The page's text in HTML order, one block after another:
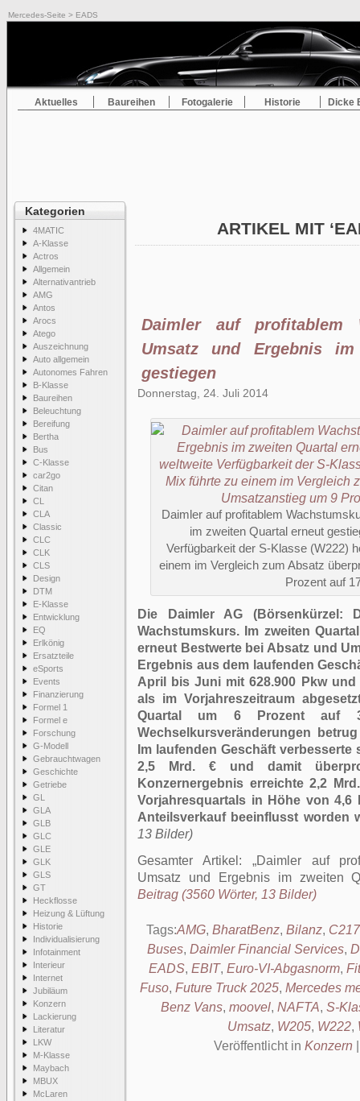
Mercedes-Seite > EADS
Aktuelles Baureihen Fotogalerie Historie Dicke
Kategorien
4MATIC
A-Klasse
Actros
Allgemein
Alternativantrieb
AMG
Antos
Arocs
Atego
Auszeichnung
Auto allgemein
Autonomes Fahren
B-Klasse
Baureihen
Beleuchtung
Bereifung
Bertha
Bus
C-Klasse
car2go
Citan
CL
CLA
Classic
CLC
CLK
CLS
Design
DTM
E-Klasse
Entwicklung
EQ
Erlkönig
Ersatzteile
eSports
Events
Finanzierung
Formel 1
Formel e
Forschung
G-Modell
Gebrauchtwagen
Geschichte
Getriebe
GL
GLA
GLB
GLC
GLE
GLK
GLS
GT
Heckflosse
Heizung & Lüftung
Historie
Individualisierung
Infotainment
Interieur
Internet
Jubiläum
Konzern
Lackierung
Literatur
LKW
M-Klasse
Maybach
MBUX
McLaren
ARTIKEL MIT
Daimler auf profitablem
Umsatz und Ergebnis
gestiegen
Donnerstag, 24. Juli 2014
Daimler auf profitablem
im zweiten Quartal erneut
Verfügbarkeit der S-Klasse (W222)
einem im Vergleich zum Absatz
Prozent auf
Die Daimler AG (Börsenkürzel:
Wachstumskurs. Im zweiten
erneut Bestwerte bei Absatz und
Ergebnis aus dem laufenden
April bis Juni mit 628.900 Pkw
als im Vorjahreszeitraum
Quartal um 6 Prozent auf
Wechselkursveränderungen
Im laufenden Geschäft
2,5 Mrd. € und damit
Konzernergebnis erreichte 2,2
Vorjahresquartals in Höhe von
Anteilsverkauf beeinflusst worden
13 Bilder)
Gesamter Artikel:
Daimler auf
Umsatz und Ergebnis im zweiten
Beitrag (3560 Wörter, 13 Bilder)
Tags:AMG, BharatBenz, Bilanz, C217
Buses, Daimler Financial Services,
EADS, EBIT, Euro-VI-Abgasnorm,
Fuso, Future Truck 2025, Mercedes
Benz Vans, moovel, NAFTA, S-
Umsatz, W205, W222,
Veröffentlicht in Konzern